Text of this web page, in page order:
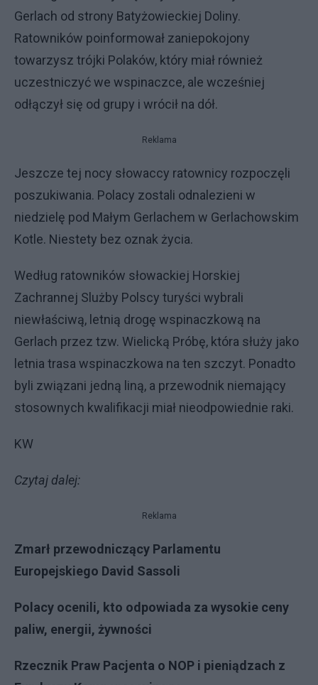
Gerlach od strony Batyżowieckiej Doliny.
Ratowników poinformował zaniepokojony
towarzysz trójki Polaków, który miał również
uczestniczyć we wspinaczce, ale wcześniej
odłączył się od grupy i wrócił na dół.
Reklama
Jeszcze tej nocy słowaccy ratownicy rozpoczęli
poszukiwania. Polacy zostali odnalezieni w
niedzielę pod Małym Gerlachem w Gerlachowskim
Kotle. Niestety bez oznak życia.
Według ratowników słowackiej Horskiej
Zachrannej Slużby Polscy turyści wybrali
niewłaściwą, letnią drogę wspinaczkową na
Gerlach przez tzw. Wielicką Próbę, która służy jako
letnia trasa wspinaczkowa na ten szczyt. Ponadto
byli związani jedną liną, a przewodnik niemający
stosownych kwalifikacji miał nieodpowiednie raki.
KW
Czytaj dalej:
Reklama
Zmarł przewodniczący Parlamentu
Europejskiego David Sassoli
Polacy ocenili, kto odpowiada za wysokie ceny
paliw, energii, żywności
Rzecznik Praw Pacjenta o NOP i pieniądzach z